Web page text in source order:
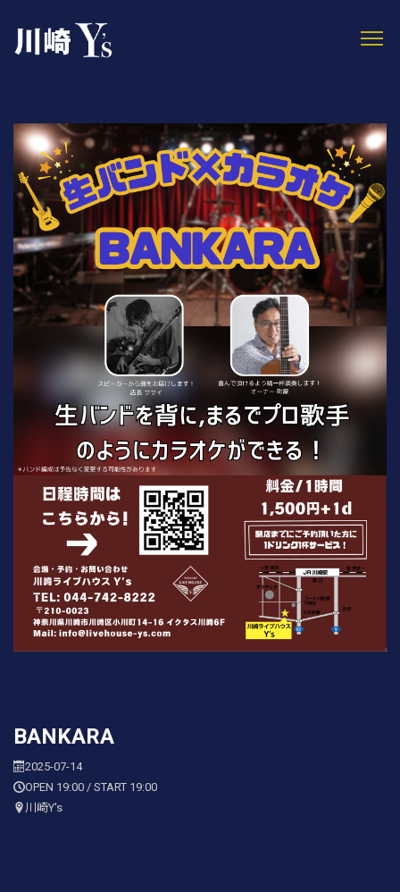
BANKARA
2025-07-14
OPEN 19:00 / START 19:00
川崎Y's